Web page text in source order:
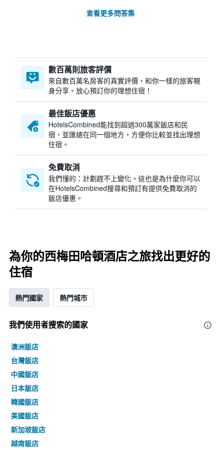
查看更多問答集
數百萬則旅客評價
來自數百萬名房客的真實評價，和你一樣的旅客親
身分享。放心預訂你的理想住宿！
最佳飯店優惠
HotelsCombined​能找到超過300萬家飯店和民
宿，並匯總在同一個地方，方便你比較並找出理想
住宿。
免費取消
我們懂的：計劃趕不上變化。這也是為什麼你可以
在HotelsCombined搜尋和預訂有提供免費取消的
飯店優惠。
為你的西梅田哈頓酒店之旅找出更好的
住宿
熱門國家 熱門城市
我們使用者搜索的國家
澳洲飯店
台灣飯店
中國飯店
日本飯店
韓國飯店
美國飯店
新加坡飯店
越南飯店